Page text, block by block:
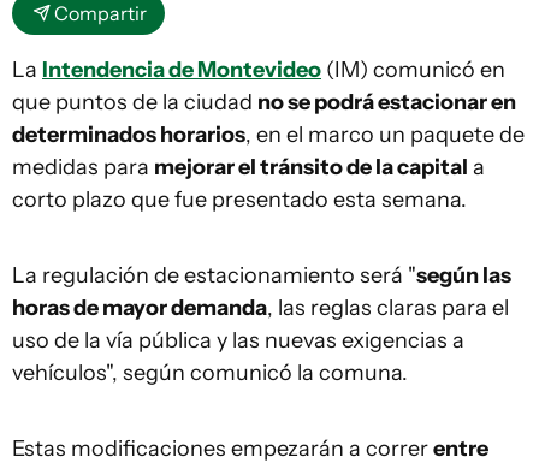
Compartir
La Intendencia de Montevideo (IM) comunicó en
que puntos de la ciudad no se podrá estacionar en
determinados horarios, en el marco un paquete de
medidas para mejorar el tránsito de la capital a
corto plazo que fue presentado esta semana.
La regulación de estacionamiento será "según las
horas de mayor demanda, las reglas claras para el
uso de la vía pública y las nuevas exigencias a
vehículos", según comunicó la comuna.
Estas modificaciones empezarán a correrentre